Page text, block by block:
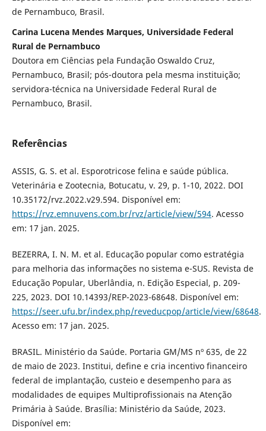
de Pernambuco, Brasil.
Carina Lucena Mendes Marques, Universidade Federal
Rural de Pernambuco
Doutora em Ciências pela Fundação Oswaldo Cruz,
Pernambuco, Brasil; pós-doutora pela mesma instituição;
servidora-técnica na Universidade Federal Rural de
Pernambuco, Brasil.
Referências
ASSIS, G. S. et al. Esporotricose felina e saúde pública.
Veterinária e Zootecnia, Botucatu, v. 29, p. 1-10, 2022. DOI
10.35172/rvz.2022.v29.594. Disponível em:
https://rvz.emnuvens.com.br/rvz/article/view/594. Acesso
em: 17 jan. 2025.
BEZERRA, I. N. M. et al. Educação popular como estratégia
para melhoria das informações no sistema e-SUS. Revista de
Educação Popular, Uberlândia, n. Edição Especial, p. 209-
225, 2023. DOI 10.14393/REP-2023-68648. Disponível em:
https://seer.ufu.br/index.php/reveducpop/article/view/68648.
Acesso em: 17 jan. 2025.
BRASIL. Ministério da Saúde. Portaria GM/MS nº 635, de 22
de maio de 2023. Institui, define e cria incentivo financeiro
federal de implantação, custeio e desempenho para as
modalidades de equipes Multiprofissionais na Atenção
Primária à Saúde. Brasília: Ministério da Saúde, 2023.
Disponível em: